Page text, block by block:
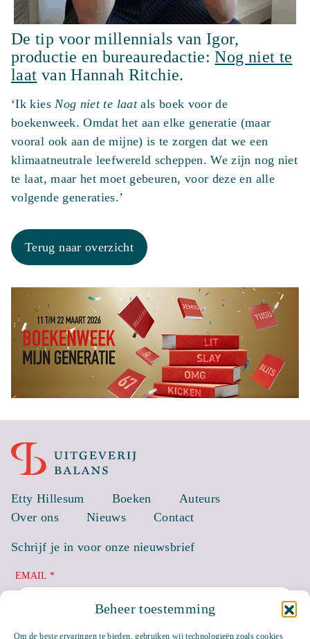
Beheer toestemming
Om de beste ervaringen te bieden, gebruiken wij technologieën zoals cookies
De tip voor millennials van Igor,
productie en bureauredactie:Nog niet te
laat van Hannah Ritchie.
‘Ik kiesNog niet te laatals boek voor de
boekenweek. Omdat het aan elke generatie (maar
vooral ook aan de mijne) is te zorgen dat we een
klimaatneutrale leefwereld scheppen. We zijn nog niet
te laat, maar het moet gebeuren, voor deze en alle
volgende generaties.’
Terug naar overzicht
Etty Hillesum Boeken
Auteurs
Over ons
Nieuws Contact
Schrijf je in voor onze nieuwsbrief
EMAIL *